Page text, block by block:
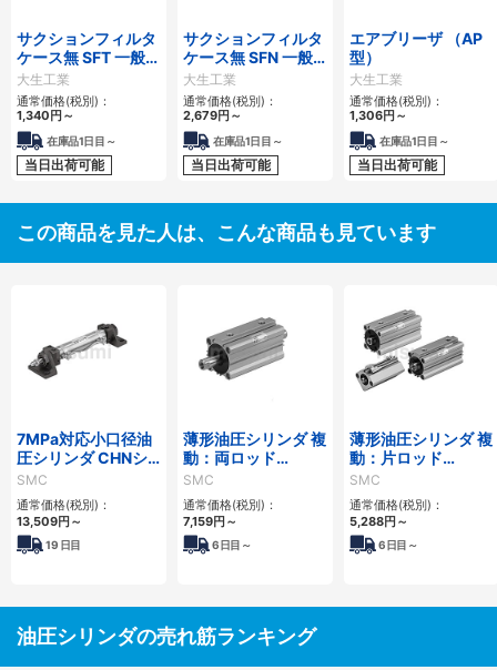
サクションフィルタ
ケース無 SFT 一般作
動油用
大生工業
通常価格(税別)：
1,340円～
在庫品1日目～
当日出荷可能
サクションフィルタ
ケース無 SFN 一般
作動油用
大生工業
通常価格(税別)：
2,679円～
在庫品1日目～
当日出荷可能
エアブリーザ （AP
型）
大生工業
通常価格(税別)：
1,306円～
在庫品1日目～
当日出荷可能
この商品を見た人は、こんな商品も見ています
7MPa対応小口径油
圧シリンダ CHNシ
リーズ
SMC
通常価格(税別)：
13,509円～
19 日目
薄形油圧シリンダ 複
動：両ロッド
CH□QWBシリーズ
SMC
通常価格(税別)：
7,159円～
6日目～
薄形油圧シリンダ 複
動：片ロッド
CH□QBシリーズ
SMC
通常価格(税別)：
5,288円～
6日目～
油圧シリンダの売れ筋ランキング